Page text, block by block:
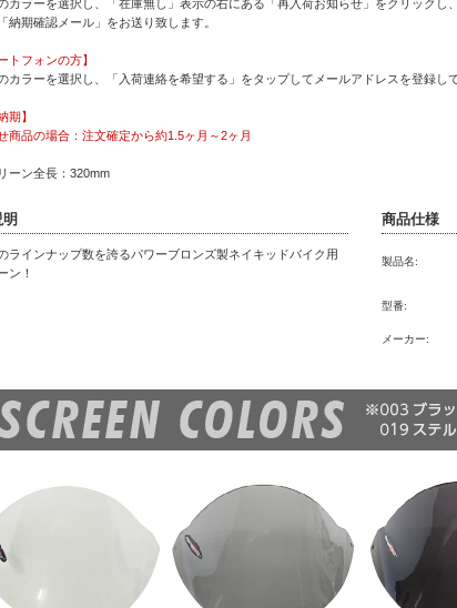
カラーを選択し、「在庫無し」表示の右にある「再入荷お知らせ」をクリックし
納期確認メール」をお送り致します。
トフォンの方】
カラーを選択し、「入荷連絡を希望する」をタップしてメールアドレスを登録し
期】
商品の場合：注文確定から約1.5ヶ月～2ヶ月
ーン全長：320mm
ラインナップ数を誇るパワーブロンズ製ネイキッドバイク用
ン！
商品仕様
製品名:
型番:
メーカー: